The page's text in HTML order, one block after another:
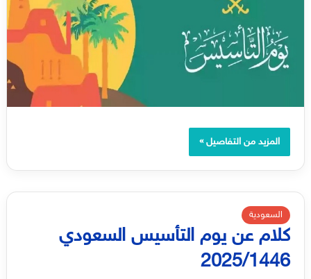
المزيد من التفاصيل »
السعودية
كلام عن يوم التأسيس السعودي
2025/1446